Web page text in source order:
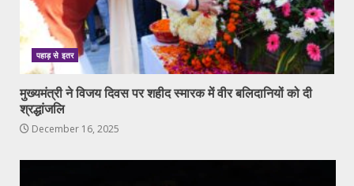
पहाड़ से इतर
मुख्यमंत्री ने विजय दिवस पर शहीद स्मारक में वीर बलिदानियों को दी
श्रद्धांजलि
December 16, 2025